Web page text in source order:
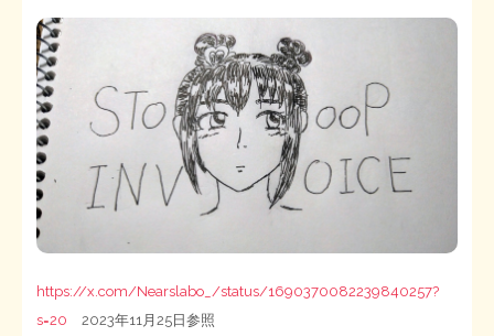
https://x.com/Nearslabo_/status/1690370082239840257?
s=20 2023年11月25日参照